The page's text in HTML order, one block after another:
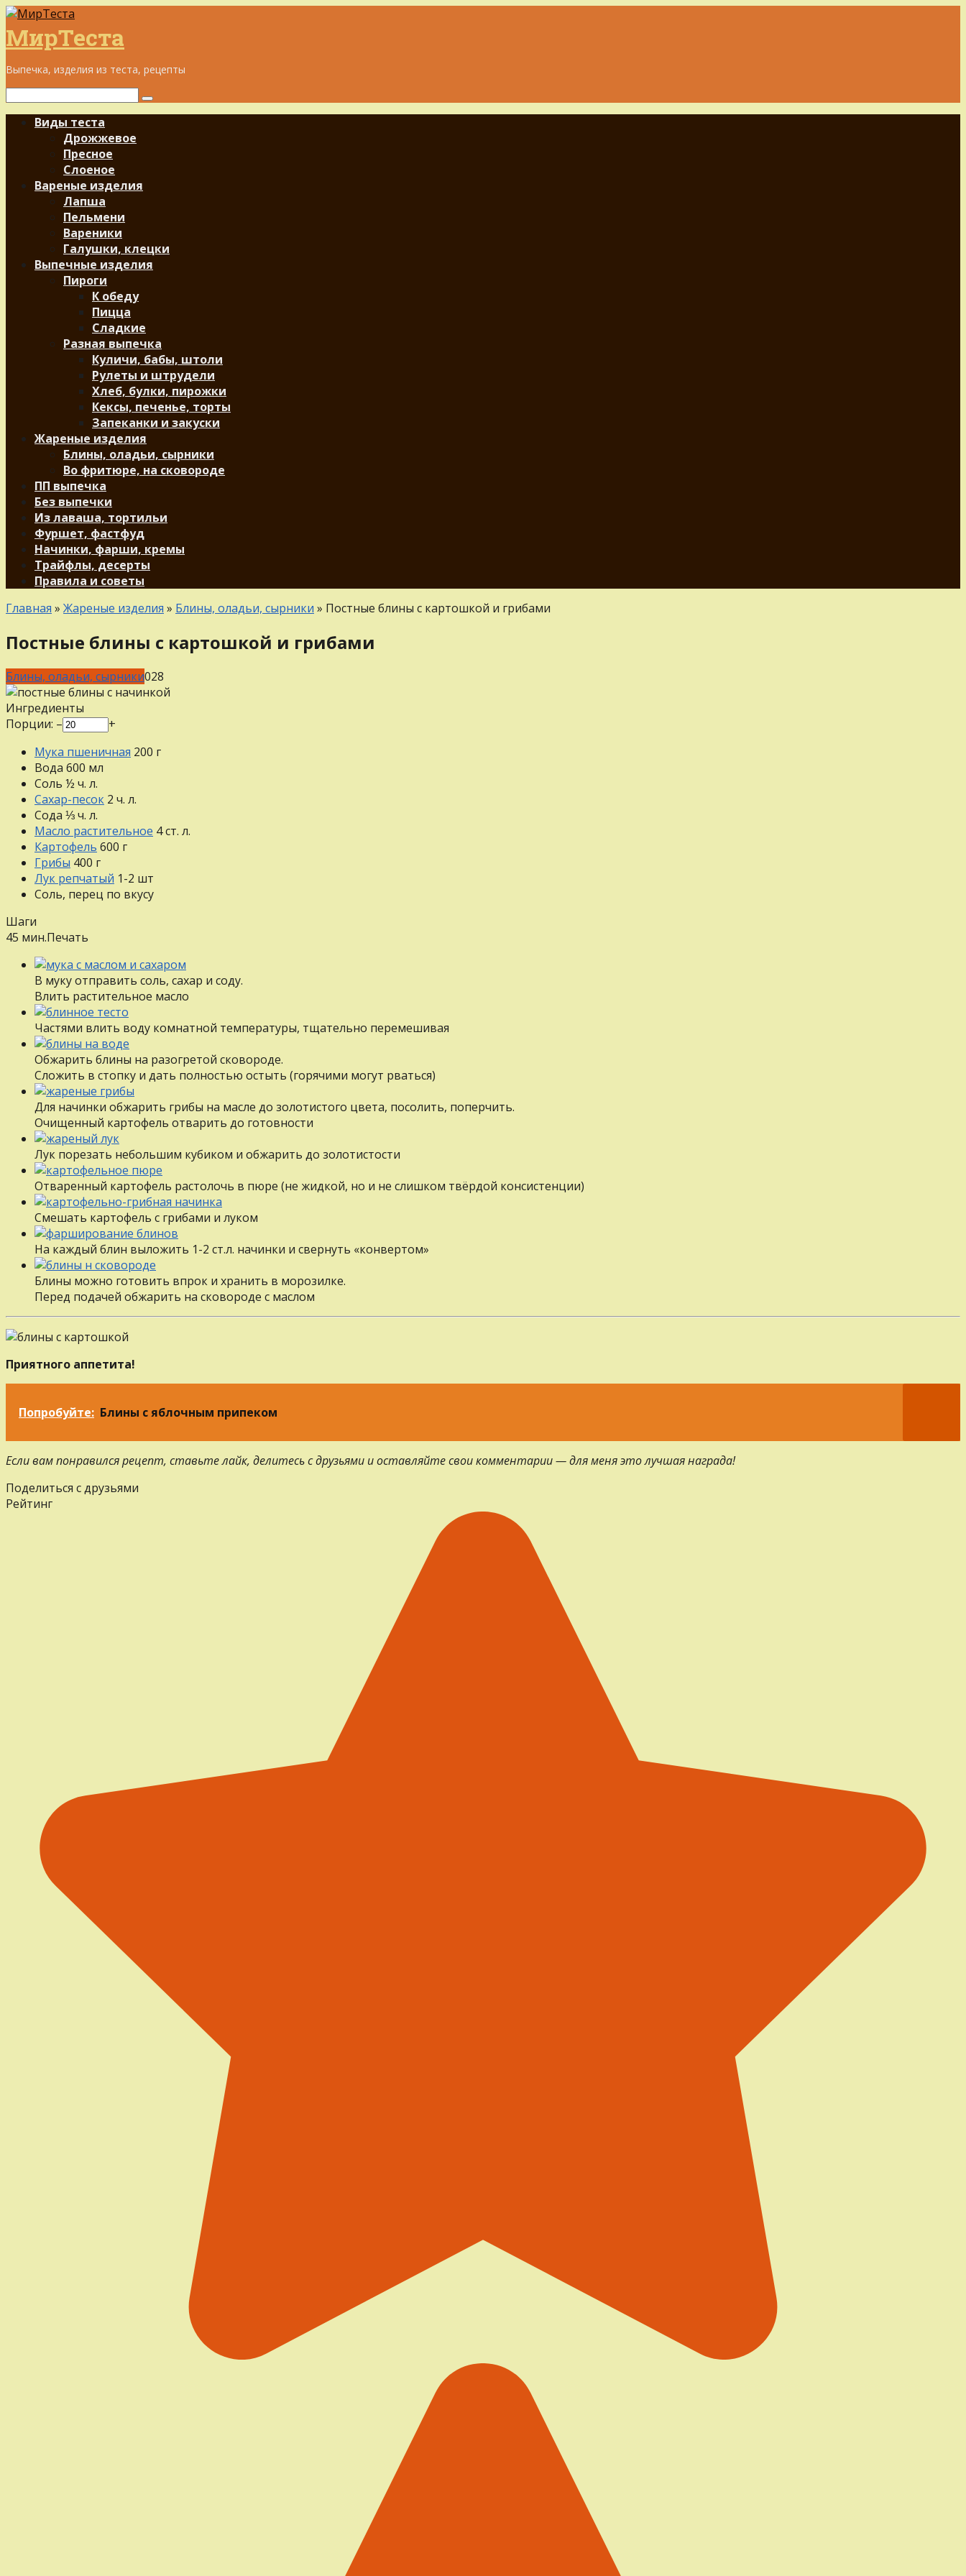
Перейти
к
контенту
МирТеста
Выпечка, изделия из теста, рецепты
Поиск:
Виды теста
Дрожжевое
Пресное
Слоеное
Вареные изделия
Лапша
Пельмени
Вареники
Галушки, клецки
Выпечные изделия
Пироги
К обеду
Пицца
Сладкие
Разная выпечка
Куличи, бабы, штоли
Рулеты и штрудели
Хлеб, булки, пирожки
Кексы, печенье, торты
Запеканки и закуски
Жареные изделия
Блины, оладьи, сырники
Во фритюре, на сковороде
ПП выпечка
Без выпечки
Из лаваша, тортильи
Фуршет, фастфуд
Начинки, фарши, кремы
Трайфлы, десерты
Правила и советы
Главная » Жареные изделия » Блины, оладьи, сырники » Постные блины с картошкой и грибами
Постные блины с картошкой и грибами
Блины, оладьи, сырники028
Ингредиенты
Порции: –
+
Мука пшеничная 200 г
Вода 600 мл
Соль ½ ч. л.
Сахар-песок 2 ч. л.
Сода ⅓ч. л.
Масло растительное 4ст. л.
Картофель 600 г
Грибы 400 г
Лук репчатый 1-2 шт
Соль, перец по вкусу
Шаги
45 мин.Печать
В муку отправить соль, сахар и соду.
Влить растительное масло
Частями влить воду комнатной температуры, тщательно перемешивая
Обжарить блины на разогретой сковороде.
Сложить в стопку и дать полностью остыть (горячими могут рваться)
Для начинки обжарить грибы на масле до золотистого цвета, посолить, поперчить.
Очищенный картофель отварить до готовности
Лук порезать небольшим кубиком и обжарить до золотистости
Отваренный картофель растолочь в пюре (не жидкой, но и не слишком твёрдой консистенции)
Смешать картофель с грибами и луком
На каждый блин выложить 1-2 ст.л. начинки и свернуть «конвертом»
Блины можно готовить впрок и хранить в морозилке.
Перед подачей обжарить на сковороде с маслом
Приятного аппетита!
Попробуйте: Блины с яблочным припеком
Если вам понравился рецепт, ставьте лайк, делитесь с друзьями и оставляйте свои комментарии — для меня это лучшая награда!
Поделиться с друзьями
Рейтинг